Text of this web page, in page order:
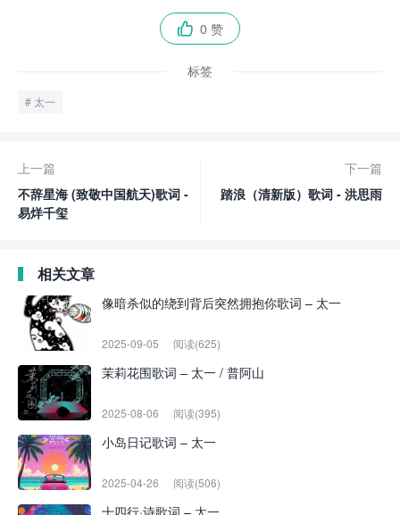
 0 赞
标签
太一
上一篇
不辞星海 (致敬中国航天)歌词 -
易烊千玺
下一篇
踏浪（清新版）歌词 - 洪思雨
相关文章
像暗杀似的绕到背后突然拥抱你歌词 – 太一
2025-09-05 阅读(625)
茉莉花围歌词 – 太一 / 普阿山
2025-08-06 阅读(395)
小岛日记歌词 – 太一
2025-04-26 阅读(506)
十四行·诗歌词 – 太一